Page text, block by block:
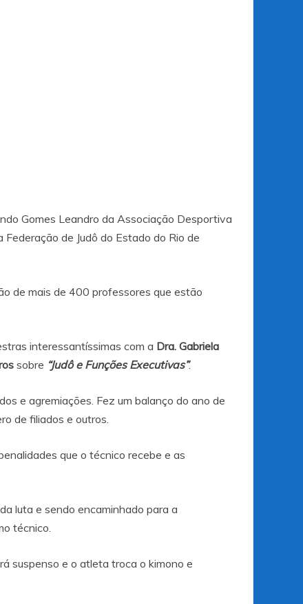
Gomes Leandro da Associação Desportiva
de Judô do Estado do Rio de
de mais de 400 professores que estão
interessantíssimas com a Dra. Gabriela
sobre “Judô e Funções Executivas”.
e agremiações. Fez um balanço do ano de
de filiados e outros.
que o técnico recebe e as
luta e sendo encaminhado para a
técnico.
suspenso e o atleta troca o kimono e